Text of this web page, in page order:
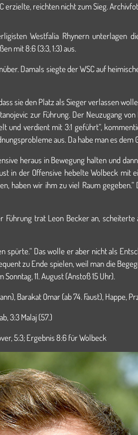
erzielte, reichten nicht zum Sieg.
Westfalia Rhynern unterlagen
mit 8:6 (3:3, 1:3) aus.
Damals siegte der WSC auf
sie den Platz als Sieger verlassen
zur Führung. Der Neuzugang
verdient mit 3:1 geführt“,
aus. Da habe man es dem
heraus in Bewegung halten und
in der Offensive hebelte Wolbeck
haben wir ihm zu viel Raum
trat Leon Becker an,
Das wolle er aber nicht als
zu Ende spielen, weil man die
Sonntag, 11. August (Anstoß 15 Uhr).
Barakat Omar (ab 74. Faust), Happe,
3:3 Malaj (57.)
5:3; Ergebnis 8:6 für Wolbeck